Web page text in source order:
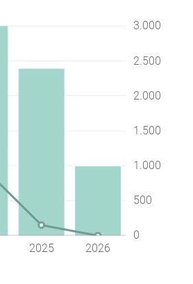
0
3.000
2.500
2.000
1.500
1.000
500
2025
2026